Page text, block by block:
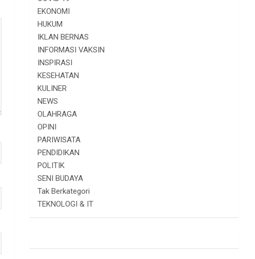
EKONOMI
HUKUM
IKLAN BERNAS
INFORMASI VAKSIN
INSPIRASI
KESEHATAN
KULINER
NEWS
OLAHRAGA
OPINI
PARIWISATA
PENDIDIKAN
POLITIK
SENI BUDAYA
Tak Berkategori
TEKNOLOGI & IT